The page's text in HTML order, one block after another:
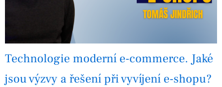
Technologie moderní e-commerce. Jaké
jsou výzvy a řešení při vyvíjení e-shopu?